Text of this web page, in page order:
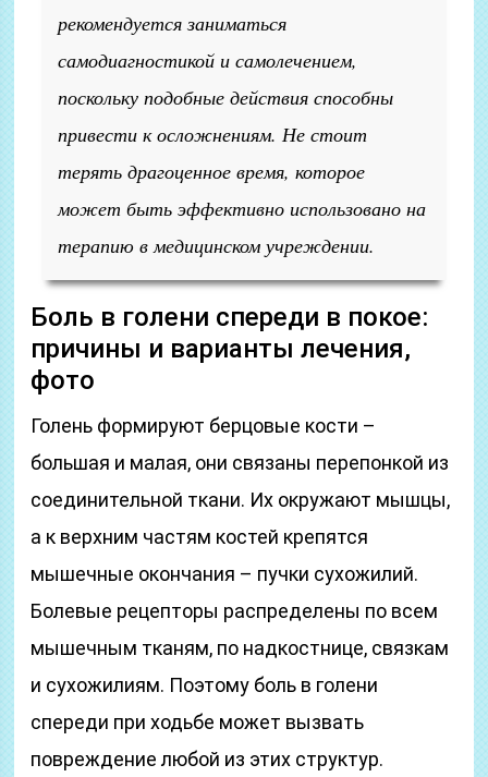
рекомендуется заниматься
самодиагностикой и самолечением,
поскольку подобные действия способны
привести к осложнениям. Не стоит
терять драгоценное время, которое
может быть эффективно использовано на
терапию в медицинском учреждении.
Боль в голени спереди в покое:
причины и варианты лечения,
фото
Голень формируют берцовые кости –
большая и малая, они связаны перепонкой из
соединительной ткани. Их окружают мышцы,
а к верхним частям костей крепятся
мышечные окончания – пучки сухожилий.
Болевые рецепторы распределены по всем
мышечным тканям, по надкостнице, связкам
и сухожилиям. Поэтому боль в голени
спереди при ходьбе может вызвать
повреждение любой из этих структур.